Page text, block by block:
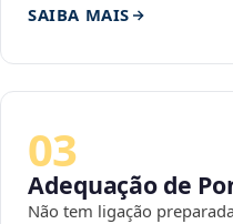
SAIBA MAIS
03
Adequação de
Não tem ligação